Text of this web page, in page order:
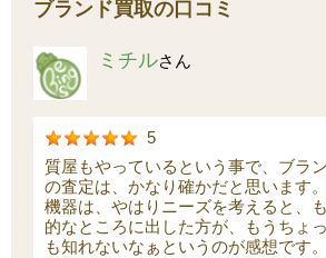
ブランド買取の口コミ
ミチルさん
5
質屋もやっているという事で、ブラ
の査定は、かなり確かだと思います
機器は、やはりニーズを考えると、
的なところに出した方が、もうちょ
も知れないなぁというのが感想です。